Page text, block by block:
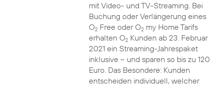
mit Video- und TV-Streaming. Bei
Buchung oder Verlängerung eines
O2Free oder O2my Home Tarifs
erhalten O2Kunden ab 23. Februar
2021 ein Streaming-Jahrespaket
inklusive – und sparen so bis zu 120
Euro. Das Besondere: Kunden
entscheiden individuell, welcher